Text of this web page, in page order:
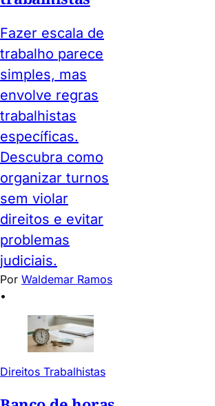
Fazer escala de
trabalho parece
simples, mas
envolve regras
trabalhistas
específicas.
Descubra como
organizar turnos
sem violar
direitos e evitar
problemas
judiciais.
Por Waldemar Ramos
•
Direitos Trabalhistas